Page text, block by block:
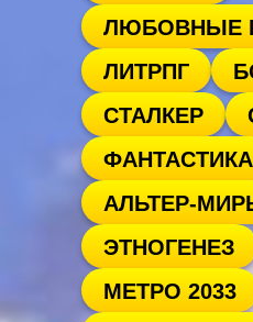
ЛЮБОВНЫЕ
ЛИТРПГ
СТАЛКЕР
ФАНТАСТИКА
АЛЬТЕР-
ЭТНОГЕНЕЗ
МЕТРО 2033